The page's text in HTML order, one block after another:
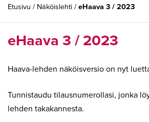
Etusivu / Näköislehti/eHaava 3 / 2023
eHaava 3 / 2023
Haava-lehden näköisversio on nyt
Tunnistaudu tilausnumerollasi, jonka
lehden takakannesta.